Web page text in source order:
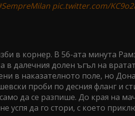
pic.twitter.com/
в корнер. В 56-ата минута
далечния долен ъгъл на
в наказателното поле, но
проби по десния фланг и
да се разпише. До края на
успя да го стори, с което